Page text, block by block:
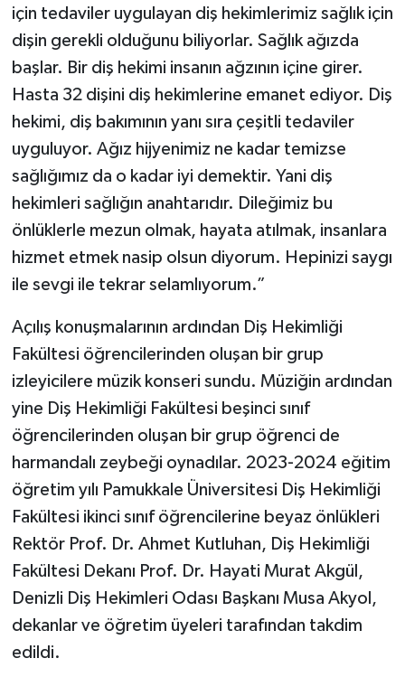
için tedaviler uygulayan diş hekimlerimiz sağlık için
dişin gerekli olduğunu biliyorlar. Sağlık ağızda
başlar. Bir diş hekimi insanın ağzının içine girer.
Hasta 32 dişini diş hekimlerine emanet ediyor. Diş
hekimi, diş bakımının yanı sıra çeşitli tedaviler
uyguluyor. Ağız hijyenimiz ne kadar temizse
sağlığımız da o kadar iyi demektir. Yani diş
hekimleri sağlığın anahtarıdır. Dileğimiz bu
önlüklerle mezun olmak, hayata atılmak, insanlara
hizmet etmek nasip olsun diyorum. Hepinizi saygı
ile sevgi ile tekrar selamlıyorum.”
Açılış konuşmalarının ardından Diş Hekimliği
Fakültesi öğrencilerinden oluşan bir grup
izleyicilere müzik konseri sundu. Müziğin ardından
yine Diş Hekimliği Fakültesi beşinci sınıf
öğrencilerinden oluşan bir grup öğrenci de
harmandalı zeybeği oynadılar. 2023-2024 eğitim
öğretim yılı Pamukkale Üniversitesi Diş Hekimliği
Fakültesi ikinci sınıf öğrencilerine beyaz önlükleri
Rektör Prof. Dr. Ahmet Kutluhan, Diş Hekimliği
Fakültesi Dekanı Prof. Dr. Hayati Murat Akgül,
Denizli Diş Hekimleri Odası Başkanı Musa Akyol,
dekanlar ve öğretim üyeleri tarafından takdim
edildi.